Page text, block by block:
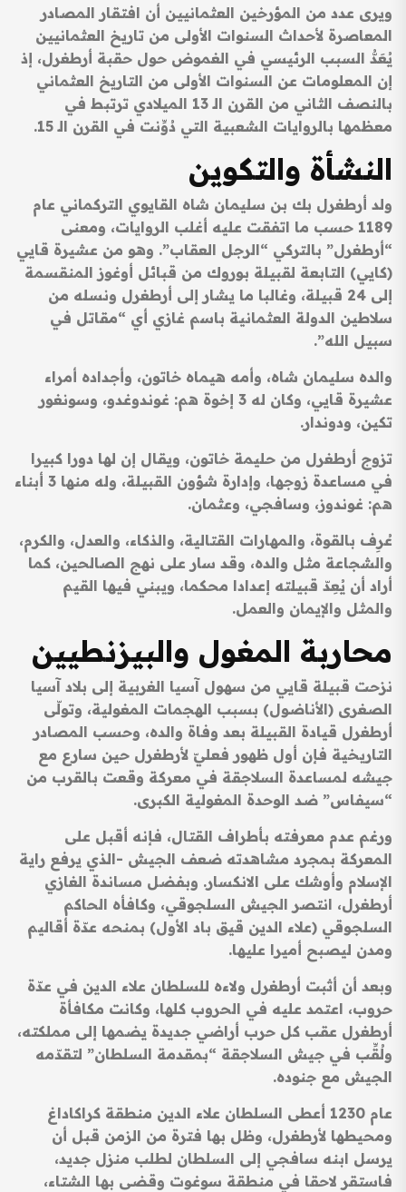
ويرى عدد من المؤرخين العثمانيين أن افتقار المصادر
المعاصرة لأحداث السنوات الأولى من تاريخ العثمانيين
يُعَدُّ السبب الرئيسي في الغموض حول حقبة أرطغرل، إذ
إن المعلومات عن السنوات الأولى من التاريخ العثماني
بالنصف الثاني من القرن الـ 13 الميلادي ترتبط في
معظمها بالروايات الشعبية التي دُوِّنت في القرن الـ 15.
النشأة والتكوين
ولد أرطغرل بك بن سليمان شاه القايوي التركماني عام
1189 حسب ما اتفقت عليه أغلب الروايات، ومعنى
“أرطغرل” بالتركي “الرجل العقاب”. وهو من عشيرة قايي
(كايي) التابعة لقبيلة بوروك من قبائل أوغوز المنقسمة
إلى 24 قبيلة، وغالبا ما يشار إلى أرطغرل ونسله من
سلاطين الدولة العثمانية باسم غازي أي “مقاتل في
سبيل الله”.
والده سليمان شاه، وأمه هيماه خاتون، وأجداده أمراء
عشيرة قايي، وكان له 3 إخوة هم: غوندوغدو، وسونغور
تكين، ودوندار.
تزوج أرطغرل من حليمة خاتون، ويقال إن لها دورا كبيرا
في مساعدة زوجها، وإدارة شؤون القبيلة، وله منها 3 أبناء
هم: غوندوز، وسافجي، وعثمان.
عُرِف بالقوة، والمهارات القتالية، والذكاء، والعدل، والكرم،
والشجاعة مثل والده، وقد سار على نهج الصالحين، كما
أراد أن يُعِدّ قبيلته إعدادا محكما، ويبني فيها القيم
والمثل والإيمان والعمل.
محاربة المغول والبيزنطيين
نزحت قبيلة قايي من سهول آسيا الغربية إلى بلاد آسيا
الصغرى (الأناضول) بسبب الهجمات المغولية، وتولّى
أرطغرل قيادة القبيلة بعد وفاة والده، وحسب المصادر
التاريخية فإن أول ظهور فعليّ لأرطغرل حين سارع مع
جيشه لمساعدة السلاجقة في معركة وقعت بالقرب من
“سيفاس” ضد الوحدة المغولية الكبرى.
ورغم عدم معرفته بأطراف القتال، فإنه أقبل على
المعركة بمجرد مشاهدته ضعف الجيش -الذي يرفع راية
الإسلام وأوشك على الانكسار. وبفضل مساندة الغازي
أرطغرل، انتصر الجيش السلجوقي، وكافأه الحاكم
السلجوقي (علاء الدين قيق باد الأول) بمنحه عدّة أقاليم
ومدن ليصبح أميرا عليها.
وبعد أن أثبت أرطغرل ولاءه للسلطان علاء الدين في عدّة
حروب، اعتمد عليه في الحروب كلها، وكانت مكافأة
أرطغرل عقب كل حرب أراضي جديدة يضمها إلى مملكته،
ولُقِّب في جيش السلاجقة “بمقدمة السلطان” لتقدّمه
الجيش مع جنوده.
عام 1230 أعطى السلطان علاء الدين منطقة كراكاداغ
ومحيطها لأرطغرل، وظل بها فترة من الزمن قبل أن
يرسل ابنه سافجي إلى السلطان لطلب منزل جديد،
فاستقر لاحقا في منطقة سوغوت وقضى بها الشتاء،